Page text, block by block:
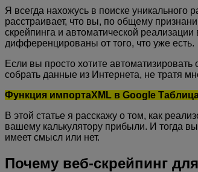
Я всегда нахожусь в поиске уникального
расстраивает, что вы, по общему
скрейпинга и автоматической
дифференцированы от того, что уже есть.
Если вы просто хотите
собрать данные из Интернета, не тратя
Функция импортаXML в Google
В этой статье я расскажу о том, как
вашему калькулятору прибыли. И тогда
имеет смысл или нет.
Почему веб-скрейпинг